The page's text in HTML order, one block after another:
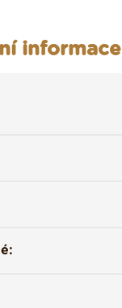
informace